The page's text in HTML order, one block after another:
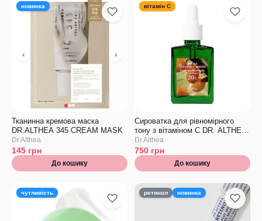
новинка
‹ ›
Тканинна кремова маска
DR.ALTHEA 345 CREAM MASK
Dr.Althea
145 грн
До кошику
вітамін С
Сироватка для рівномірного
тону з вітаміном С DR. ALTHEA
Gentle Vitamin C Serum
Dr.Althea
750 грн
До кошику
чутливість ретинол новинка